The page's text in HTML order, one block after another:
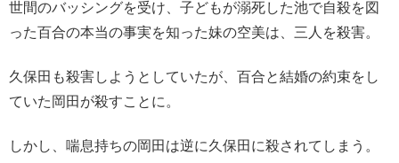
世間のバッシングを受け、子どもが溺死した池で自殺を図
った百合の本当の事実を知った妹の空美は、三人を殺害。
久保田も殺害しようとしていたが、百合と結婚の約束をし
ていた岡田が殺すことに。
しかし、喘息持ちの岡田は逆に久保田に殺されてしまう。